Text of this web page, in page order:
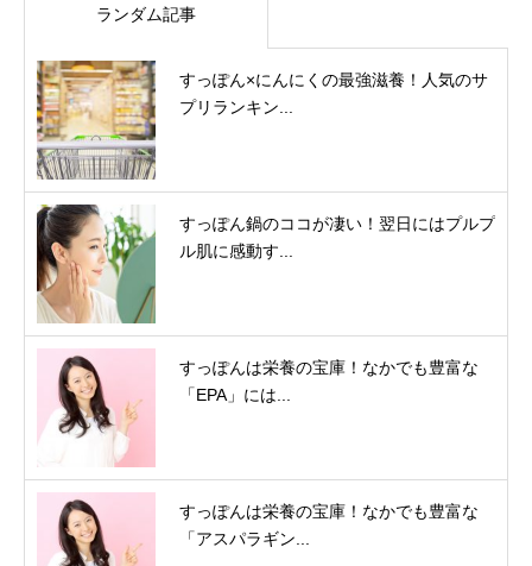
ランダム記事
すっぽん×にんにくの最強滋養！人気のサ
プリランキン...
すっぽん鍋のココが凄い！翌日にはプルプ
ル肌に感動す...
すっぽんは栄養の宝庫！なかでも豊富な
「EPA」には...
すっぽんは栄養の宝庫！なかでも豊富な
「アスパラギン...